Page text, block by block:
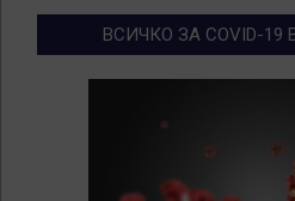
ВСИЧКО ЗА COVID-19